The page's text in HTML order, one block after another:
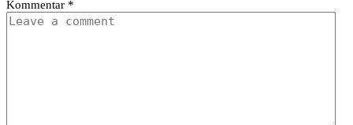
Kommentar *